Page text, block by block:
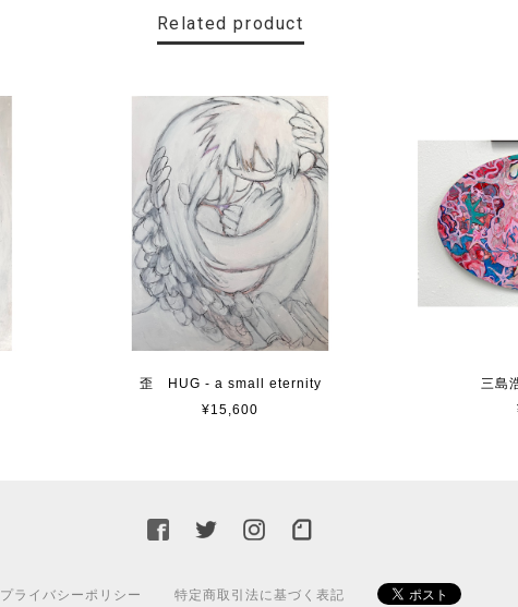
Related product
歪 HUG - a small eternity
¥15,600
三島
プライバシーポリシー 特定商取引法に基づく表記